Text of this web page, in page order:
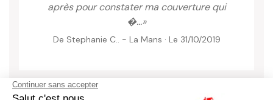
après pour constater ma couverture qui
�...»
De Stephanie C.. - La Mans · Le 31/10/2019